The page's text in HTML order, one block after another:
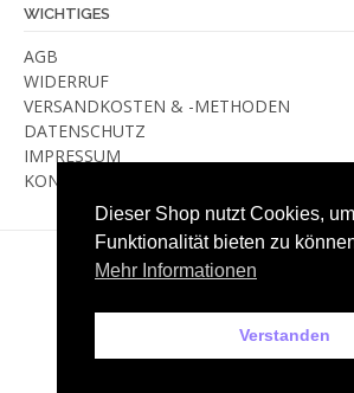
WICHTIGES
AGB
WIDERRUF
VERSANDKOSTEN & -METHODEN
DATENSCHUTZ
IMPRESSUM
KONTAKT
Dieser Shop nutzt Cookies,
Funktionalität bieten zu
Mehr Informationen
Verstanden